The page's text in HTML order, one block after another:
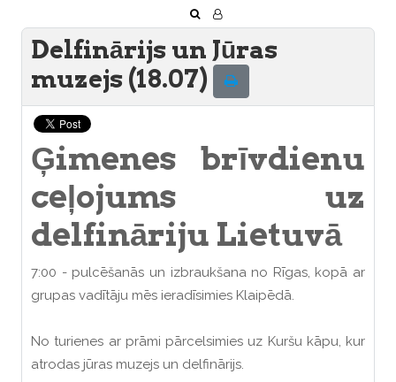
Delfinārijs un Jūras
muzejs (18.07)
Ģimenes brīvdienu
ceļojums uz
delfināriju Lietuvā
7:00 - pulcēšanās un izbraukšana no Rīgas, kopā ar
grupas vadītāju mēs ieradīsimies Klaipēdā.
No turienes ar prāmi pārcelsimies uz Kuršu kāpu, kur
atrodas jūras muzejs un delfinārijs.